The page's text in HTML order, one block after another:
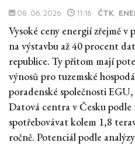
08. 06. 2026 11:16 ČTK
Vysoké ceny energií zřejmě
na výstavbu až 40 procent
republice. Ty přitom mají
výnosů pro tuzemské
poradenské společnosti
Datová centra v Česku
spotřebovávat kolem 1,8
ročně. Potenciál podle